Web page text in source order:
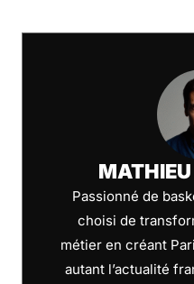
Passionné de
choisi de
métier en créant
autant l’actualité